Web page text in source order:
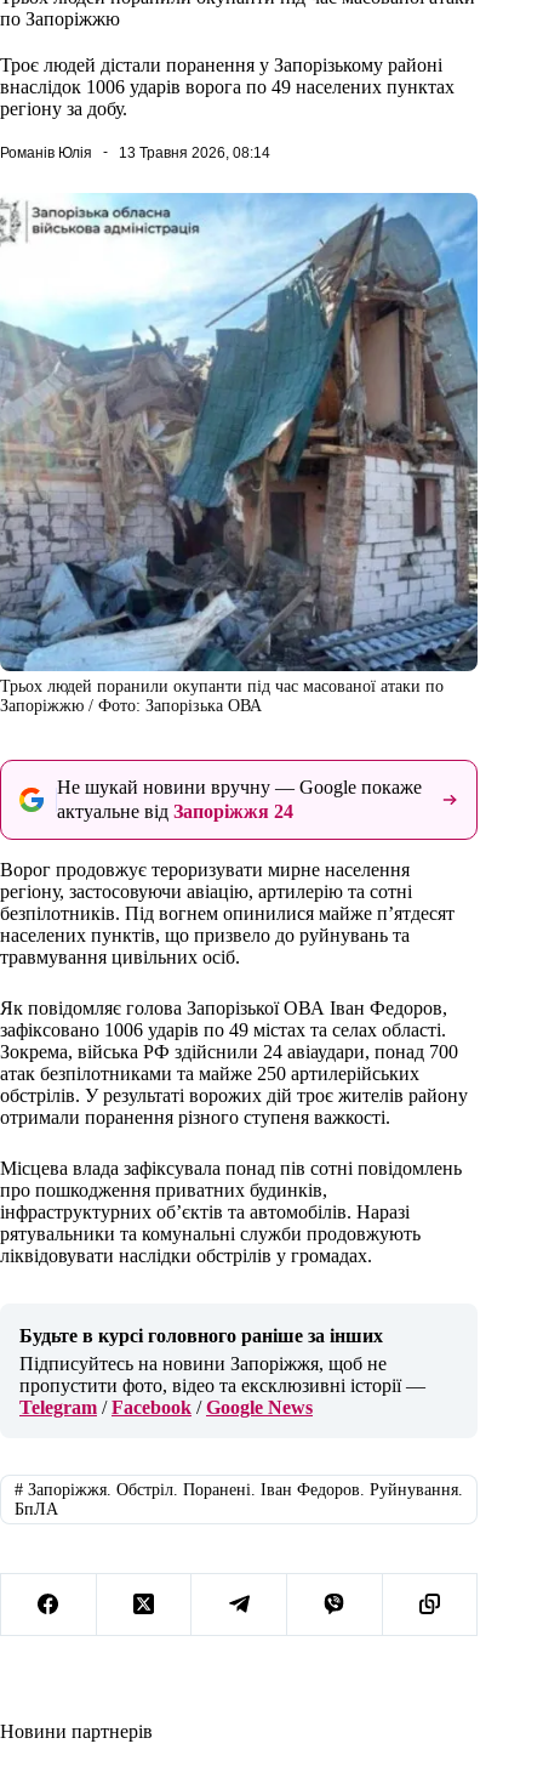
по Запоріжжю
Троє людей дістали поранення у Запорізькому районі
внаслідок 1006 ударів ворога по 49 населених пунктах
регіону за добу.
Романів Юлія 13 Травня 2026, 08:14
Трьох людей поранили окупанти під час масованої атаки по
Запоріжжю / Фото: Запорізька ОВА
Не шукай новини вручну — Google покаже
актуальне від Запоріжжя 24
Ворог продовжує тероризувати мирне населення
регіону, застосовуючи авіацію, артилерію та сотні
безпілотників. Під вогнем опинилися майже п’ятдесят
населених пунктів, що призвело до руйнувань та
травмування цивільних осіб.
Як повідомляє голова Запорізької ОВА Іван Федоров,
зафіксовано 1006 ударів по 49 містах та селах області.
Зокрема, війська РФ здійснили 24 авіаудари, понад 700
атак безпілотниками та майже 250 артилерійських
обстрілів. У результаті ворожих дій троє жителів району
отримали поранення різного ступеня важкості.
Місцева влада зафіксувала понад пів сотні повідомлень
про пошкодження приватних будинків,
інфраструктурних об’єктів та автомобілів. Наразі
рятувальники та комунальні служби продовжують
ліквідовувати наслідки обстрілів у громадах.
Будьте в курсі головного раніше за інших
Підписуйтесь на новини Запоріжжя, щоб не
пропустити фото, відео та ексклюзивні історії —
Telegram /Facebook /Google News
#Запоріжжя. Обстріл. Поранені. Іван Федоров. Руйнування.
БпЛА
Новини партнерів